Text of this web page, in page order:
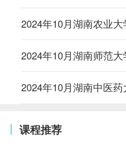
2024年10月湖南农业
2024年10月湖南师范
2024年10月湖南中医
课程推荐